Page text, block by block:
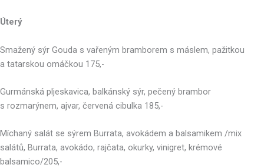
Úterý
Smažený sýr Gouda s vařeným bramborem s máslem, pažitkou
a tatarskou omáčkou 175,-
Gurmánská pljeskavica, balkánský sýr, pečený brambor
s rozmarýnem, ajvar, červená cibulka 185,-
Míchaný salát se sýrem Burrata, avokádem a balsamikem /mix
salátů, Burrata, avokádo, rajčata, okurky, vinigret, krémové
balsamico/205,-